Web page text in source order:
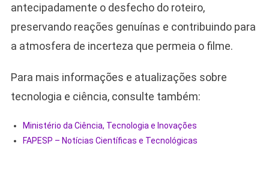
antecipadamente o desfecho do roteiro,
preservando reações genuínas e contribuindo para
a atmosfera de incerteza que permeia o filme.
Para mais informações e atualizações sobre
tecnologia e ciência, consulte também:
Ministério da Ciência, Tecnologia e Inovações
FAPESP – Notícias Científicas e Tecnológicas